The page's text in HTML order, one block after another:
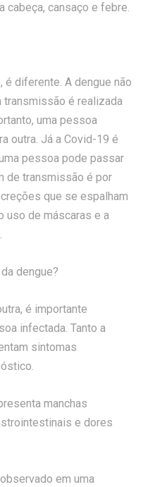
cabeça, cansaço e febre.
diferente. A dengue não
transmissão é realizada
uma pessoa
outra. Já a Covid-19 é
pessoa pode passar
de transmissão é por
que se espalham
uso de máscaras e a
dengue?
é importante
infectada. Tanto a
sintomas
manchas
e dores
em uma